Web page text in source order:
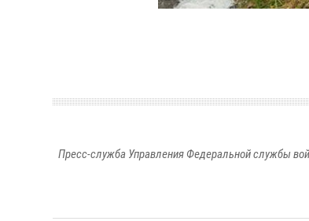
Пресс-служба Управления Федеральной службы